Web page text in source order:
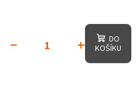
+
−
DO
KOŠÍKU